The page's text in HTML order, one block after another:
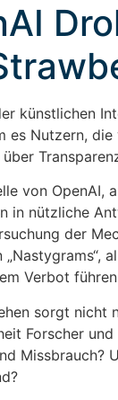
künstlichen
es Nutzern,
von OpenAI,
in nützliche
der
„Nastygrams“,
Verbot
sorgt nicht
Forscher
Missbrauch?